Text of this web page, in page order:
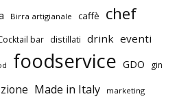
Birra artigianale caffè chef
bar distillati drink eventi
foodservice GDO gin
Made in Italy marketing